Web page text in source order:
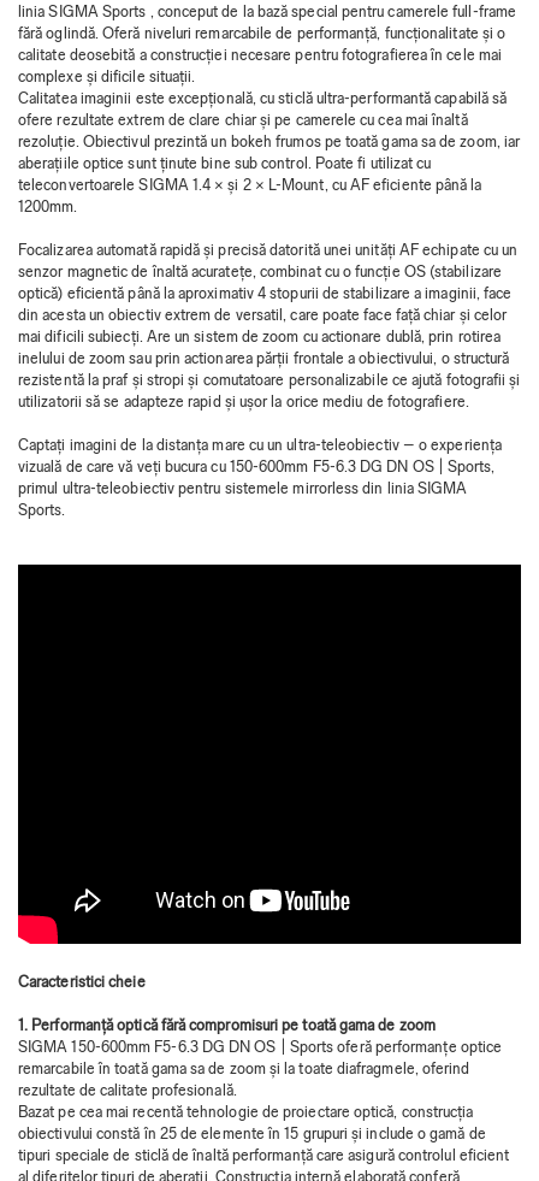
linia SIGMA Sports , conceput de la bază special pentru camerele full-frame
fără oglindă. Oferă niveluri remarcabile de performanță, funcționalitate și o
calitate deosebită a construcției necesare pentru fotografierea în cele mai
complexe și dificile situații.
Calitatea imaginii este excepțională, cu sticlă ultra-performantă capabilă să
ofere rezultate extrem de clare chiar și pe camerele cu cea mai înaltă
rezoluție. Obiectivul prezintă un bokeh frumos pe toată gama sa de zoom, iar
aberațiile optice sunt ținute bine sub control. Poate fi utilizat cu
teleconvertoarele SIGMA 1.4 × și 2 × L-Mount, cu AF eficiente până la
1200mm.
Focalizarea automată rapidă și precisă datorită unei unități AF echipate cu un
senzor magnetic de înaltă acuratețe, combinat cu o funcție OS (stabilizare
optică) eficientă până la aproximativ 4 stopurii de stabilizare a imaginii, face
din acesta un obiectiv extrem de versatil, care poate face față chiar și celor
mai dificili subiecți. Are un sistem de zoom cu actionare dublă, prin rotirea
inelului de zoom sau prin actionarea părții frontale a obiectivului, o structură
rezistentă la praf și stropi și comutatoare personalizabile ce ajută fotografii și
utilizatorii să se adapteze rapid și ușor la orice mediu de fotografiere.
Captați imagini de la distanța mare cu un ultra-teleobiectiv – o experiența
vizuală de care vă veți bucura cu 150-600mm F5-6.3 DG DN OS | Sports,
primul ultra-teleobiectiv pentru sistemele mirrorless din linia SIGMA
Sports.
Caracteristici cheie
1. Performanță optică fără compromisuri pe toată gama de zoom
SIGMA 150-600mm F5-6.3 DG DN OS | Sports oferă performanțe optice
remarcabile în toată gama sa de zoom și la toate diafragmele, oferind
rezultate de calitate profesională.
Bazat pe cea mai recentă tehnologie de proiectare optică, construcția
obiectivului constă în 25 de elemente în 15 grupuri și include o gamă de
tipuri speciale de sticlă de înaltă performanță care asigură controlul eficient
al diferitelor tipuri de aberații. Construcția internă elaborată conferă